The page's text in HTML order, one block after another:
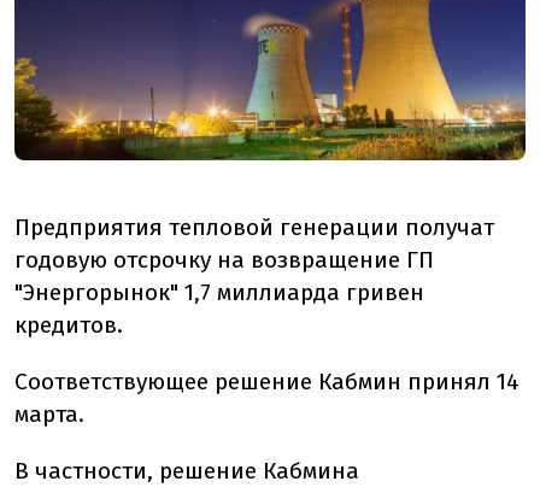
Предприятия тепловой генерации получат
годовую отсрочку на возвращение ГП
"Энергорынок" 1,7 миллиарда гривен
кредитов.
Соответствующее решение Кабмин принял 14
марта.
В частности, решение Кабмина